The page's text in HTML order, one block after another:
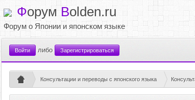
Форум Bolden.ru
Форум о Японии и японском языке
Войти либо Зарегистрироваться
Консультации и переводы с японского языка